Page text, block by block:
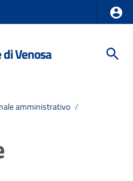
Venosa
amministrativo /